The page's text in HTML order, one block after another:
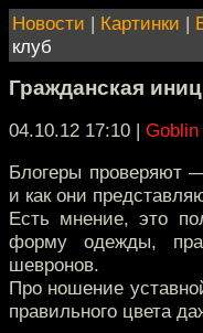
Новости | Картинки |
клуб
Гражданская
04.10.12 17:10 | Goblin
Блогеры проверяют
и как они
Есть мнение, это
форму одежды,
шевронов.
Про ношение
правильного цвета